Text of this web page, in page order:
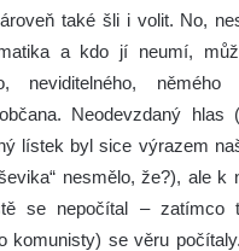
také šli i volit. No,
a kdo jí neumí,
neviditelného,
Neodevzdaný hlas
lístek byl sice výrazem
nesmělo, že?), ale k
se nepočítal – zatímco
komunisty) se věru